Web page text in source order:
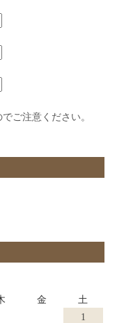
ご注意ください。
金
土
1